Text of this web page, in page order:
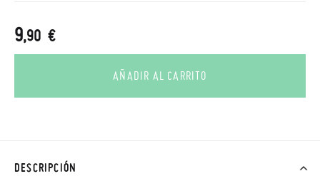
9,90 €
AÑADIR AL CARRITO
DESCRIPCIÓN